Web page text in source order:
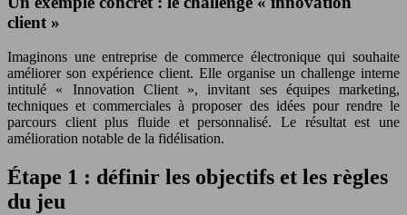
client »
Imaginons une entreprise de commerce électronique qui souhaite
améliorer son expérience client. Elle organise un challenge interne
intitulé « Innovation Client », invitant ses équipes marketing,
techniques et commerciales à proposer des idées pour rendre le
parcours client plus fluide et personnalisé. Le résultat est une
amélioration notable de la fidélisation.
Étape 1 : définir les objectifs et les règles
du jeu